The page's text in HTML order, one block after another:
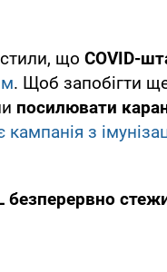
що COVID-
. Щоб запобігти
посилювати
кампанія з
безперервно